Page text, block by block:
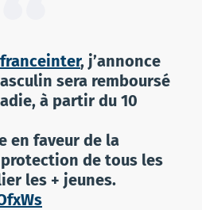
, j’annonce
sera remboursé
à partir du 10
en faveur de la
de tous les
les + jeunes.